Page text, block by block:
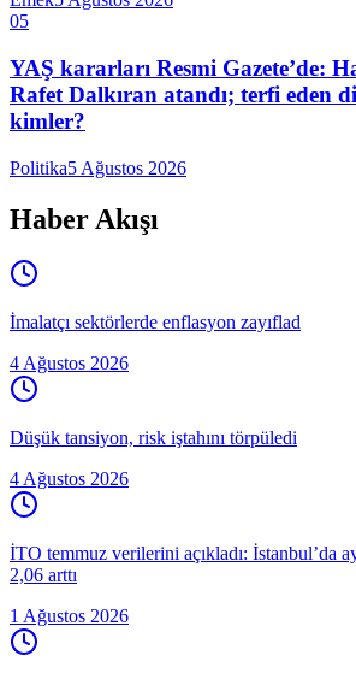
05
YAŞ kararları Resmi Gazete’de:
Rafet Dalkıran atandı; terfi eden
kimler?
Politika5 Ağustos 2026
Haber Akışı
İmalatçı sektörlerde enflasyon zayıflad
4 Ağustos 2026
Düşük tansiyon, risk iştahını törpüledi
4 Ağustos 2026
İTO temmuz verilerini açıkladı: İstanbul’da
2,06 arttı
1 Ağustos 2026